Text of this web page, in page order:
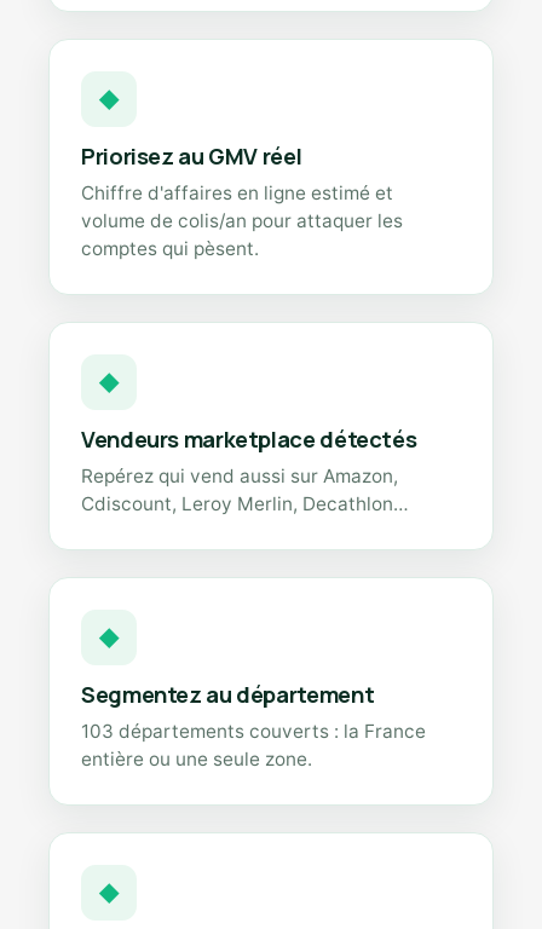
◆
Priorisez au GMV réel
Chiffre d'affaires en ligne estimé et
volume de colis/an pour attaquer les
comptes qui pèsent.
◆
Vendeurs marketplace détectés
Repérez qui vend aussi sur Amazon,
Cdiscount, Leroy Merlin, Decathlon…
◆
Segmentez au département
103 départements couverts : la France
entière ou une seule zone.
◆